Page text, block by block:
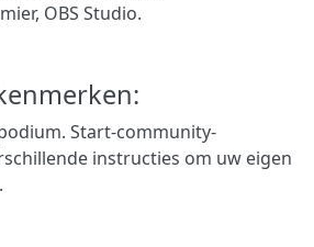
OBS Studio.
Start-community-
instructies om uw eigen